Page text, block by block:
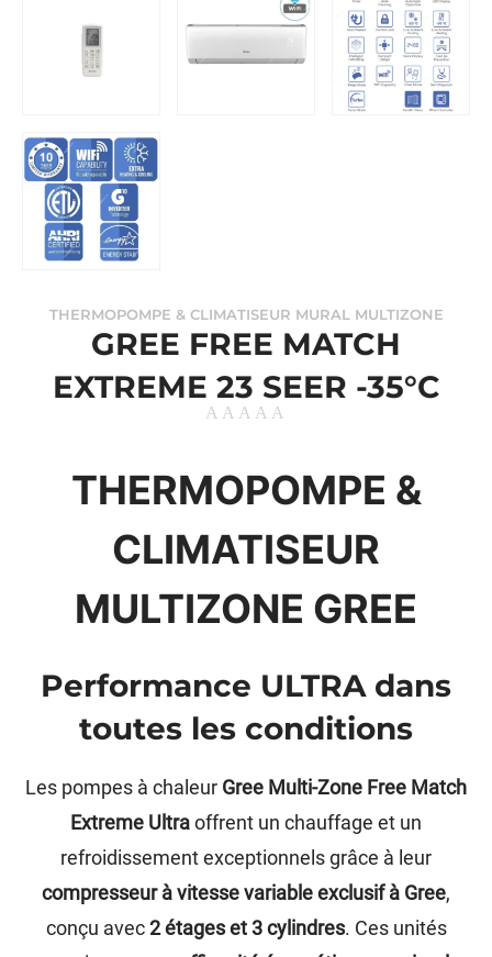
THERMOPOMPE & CLIMATISEUR MURAL MULTIZONE
GREE FREE MATCH
EXTREME 23 SEER -35°C
THERMOPOMPE &
CLIMATISEUR
MULTIZONE GREE
Performance ULTRA dans
toutes les conditions
Les pompes à chaleur Gree Multi-Zone Free Match
Extreme Ultraoffrent un chauffage et un
refroidissement exceptionnels grâce à leur
compresseur à vitesse variable exclusif à Gree,
conçu avec2 étages et 3 cylindres. Ces unités